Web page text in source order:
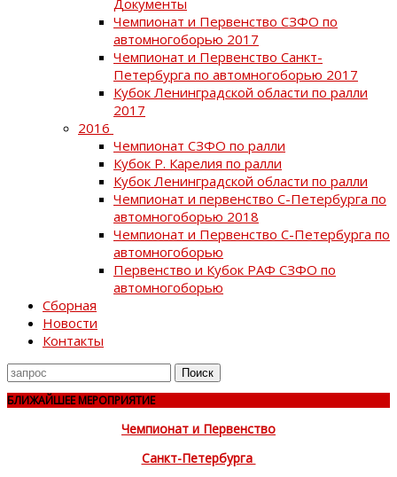
Чемпионат и Первенство СЗФО по
автомногоборью 2017
Чемпионат и Первенство Санкт-
Петербурга по автомногоборью 2017
Кубок Ленинградской области по ралли
2017
2016
Чемпионат СЗФО по ралли
Кубок Р. Карелия по ралли
Кубок Ленинградской области по ралли
Чемпионат и первенство С-Петербурга по
автомногоборью 2018
Чемпионат и Первенство С-Петербурга по
автомногоборью
Первенство и Кубок РАФ СЗФО по
автомногоборью
Сборная
Новости
Контакты
Поиск
для
БЛИЖАЙШЕЕ МЕРОПРИЯТИЕ
Чемпионат и Первенство
Санкт-Петербурга